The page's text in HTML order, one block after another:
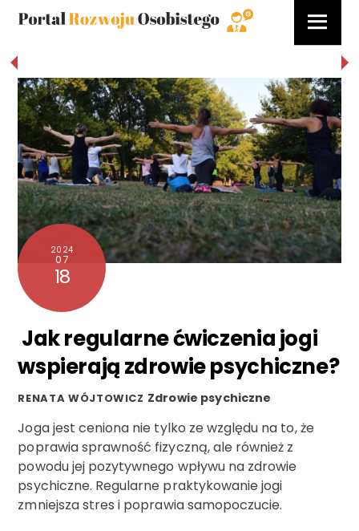
Skip
Menu
2024
07
18
Jak regularne ćwiczenia jogi
wspierają zdrowie psychiczne?
RENATA WÓJTOWICZ Zdrowie psychiczne
Joga jest ceniona nie tylko ze względu na to, że
poprawia sprawność fizyczną, ale również z
powodu jej pozytywnego wpływu na zdrowie
psychiczne. Regularne praktykowanie jogi
zmniejsza stres i poprawia samopoczucie.